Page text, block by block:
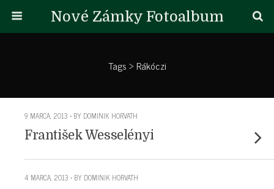
Nové Zámky Fotoalbum
Tags › Rákóczi
9 MARCA, 2013 • BY DOMINIK HORVATH
František Wesselényi
4 MARCA, 2013 • BY DOMINIK HORVATH